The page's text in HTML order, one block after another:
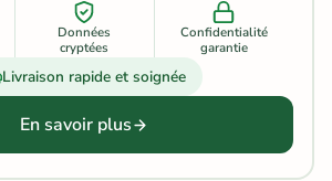
Données
cryptées
Confidentialité
garantie
Livraison rapide et soignée
En savoir plus